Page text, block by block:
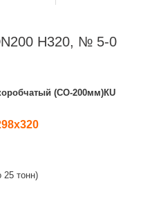
H320, № 5-0
(СО-200мм)КU
25 тонн)